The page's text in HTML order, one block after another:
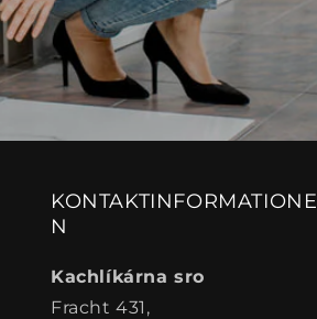
KONTAKTINFORMATIONE
N
Kachlíkárna sro
Fracht 431,